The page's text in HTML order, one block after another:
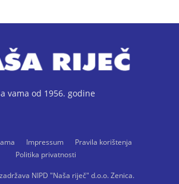
vama od 1956. godine
Impressum
Pravila korištenja
Politika privatnosti
NIPD "Naša riječ" d.o.o. Zenica.